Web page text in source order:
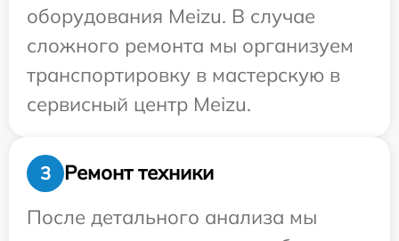
оборудования Meizu. В случае
сложного ремонта мы организуем
транспортировку в мастерскую в
сервисный центр Meizu.
3
Ремонт техники
После детального анализа мы